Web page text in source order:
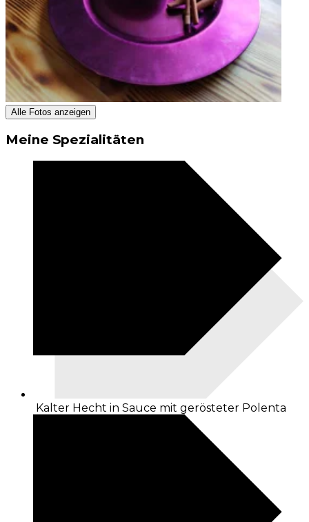
Alle Fotos anzeigen
Meine Spezialitäten
Kalter Hecht in Sauce mit gerösteter Polenta